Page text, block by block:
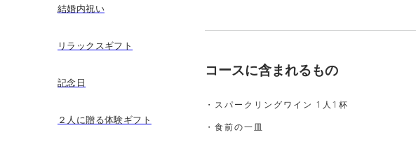
結婚内祝い
リラックスギフト
記念日
２人に贈る体験ギフト
コースに含まれるもの
・スパークリングワイン 1人1杯
・食前の一皿